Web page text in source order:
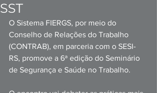
SST
O Sistema FIERGS, por meio do
Conselho de Relações do Trabalho
(CONTRAB), em parceria com o SESI-
RS, promove a 6ª edição do Seminário
de Segurança e Saúde no Trabalho.